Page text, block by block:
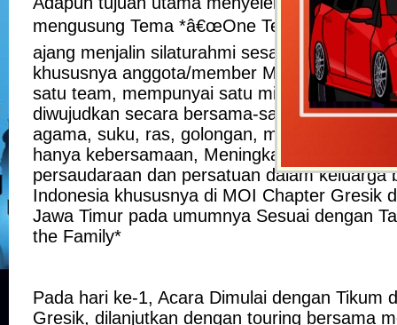
mengusung Tema *â€œOne Team One
ajang menjalin silaturahmi sesama anggota
khususnya anggota/member Moi Chapter
satu team, mempunyai satu mimpi yang
diwujudkan secara bersama-sama tanpa
agama, suku, ras, golongan, mewujudkan
hanya kebersamaan, Meningkatkan nilai-nilai
persaudaraan dan persatuan dalam keluarga
Indonesia khususnya di MOI Chapter Gresik
Jawa Timur pada umumnya Sesuai dengan
the Family*
Pada hari ke-1, Acara Dimulai dengan Tikum
Gresik, dilanjutkan dengan touring bersama